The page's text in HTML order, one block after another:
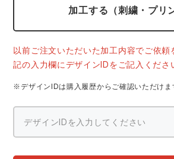
加工する（刺繍・プリ
以前ご注文いただいた加工内容でご依頼
記の入力欄にデザインIDをご記入くださ
※デザインIDは購入履歴からご確認いただけま